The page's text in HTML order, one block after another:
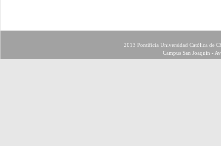
2013 Pontificia Universidad Católica de
Campus San Joaquín -